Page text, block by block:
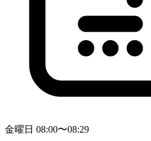
金曜日 08:00〜08:29